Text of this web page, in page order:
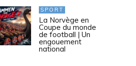
SPORT
La Norvège en
Coupe du monde
de football | Un
engouement
national